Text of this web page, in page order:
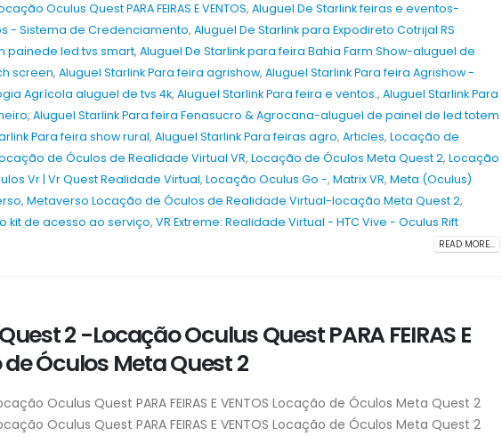
Oculus Quest PARA FEIRAS E VENTOS, Aluguel De Starlink feiras e eventos-
- Sistema de Credenciamento, Aluguel De Starlink para Expodireto Cotrijal RS
painede led tvs smart, Aluguel De Starlink para feira Bahia Farm Show-aluguel de
screen, Aluguel Starlink Para feira agrishow, Aluguel Starlink Para feira Agrishow -
Agrícola aluguel de tvs 4k, Aluguel Starlink Para feira e ventos., Aluguel Starlink Para
, Aluguel Starlink Para feira Fenasucro & Agrocana-aluguel de painel de led totem
Para feira show rural, Aluguel Starlink Para feiras agro, Articles, Locação de
de Óculos de Realidade Virtual VR, Locação de Óculos Meta Quest 2, Locação
Vr | Vr Quest Realidade Virtual, Locação Oculus Go -, Matrix VR, Meta (Oculus)
, Metaverso Locação de Óculos de Realidade Virtual-locação Meta Quest 2,
kit de acesso ao serviço, VR Extreme: Realidade Virtual - HTC Vive - Oculus Rift
READ MORE...
2 -Locação Oculus Quest PARA FEIRAS E
de Óculos Meta Quest 2
Oculus Quest PARA FEIRAS E VENTOS Locação de Óculos Meta Quest 2
Oculus Quest PARA FEIRAS E VENTOS Locação de Óculos Meta Quest 2